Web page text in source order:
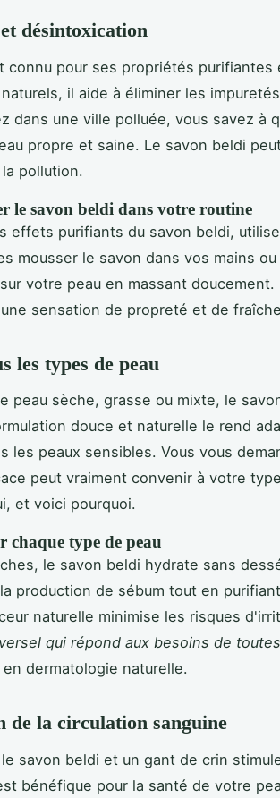
désintoxication
connu pour ses propriétés purifiantes
il aide à éliminer les
dans une ville polluée, vous savez à
propre et saine. Le savon beldi
pollution.
le savon beldi dans votre routine
effets purifiants du savon beldi,
mousser le savon dans vos mains
votre peau en massant doucement.
sensation de propreté et de
les types de peau
peau sèche, grasse ou mixte, le
douce et naturelle le rend
les peaux sensibles. Vous vous
peut vraiment convenir à votre
et voici pourquoi.
chaque type de peau
le savon beldi hydrate sans
production de sébum tout en
naturelle minimise les risques
qui répond aux besoins de
dermatologie naturelle.
de la circulation sanguine
savon beldi et un gant de crin
bénéfique pour la santé de votre